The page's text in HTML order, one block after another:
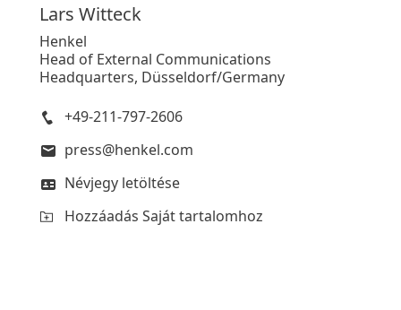
Lars Witteck
Henkel
Head of External Communications
Headquarters, Düsseldorf/Germany
+49-211-797-2606
press@henkel.com
Névjegy letöltése
Hozzáadás Saját tartalomhoz